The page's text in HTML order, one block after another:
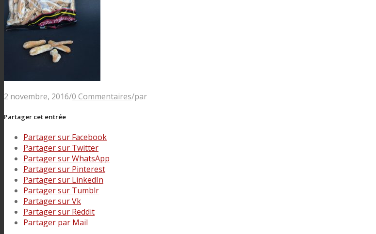
2 novembre, 2016/0 Commentaires/par
Partager cet entrée
Partager sur Facebook
Partager sur Twitter
Partager sur WhatsApp
Partager sur Pinterest
Partager sur LinkedIn
Partager sur Tumblr
Partager sur Vk
Partager sur Reddit
Partager par Mail